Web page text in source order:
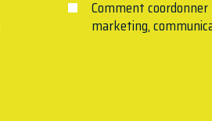
Comment
marketing,